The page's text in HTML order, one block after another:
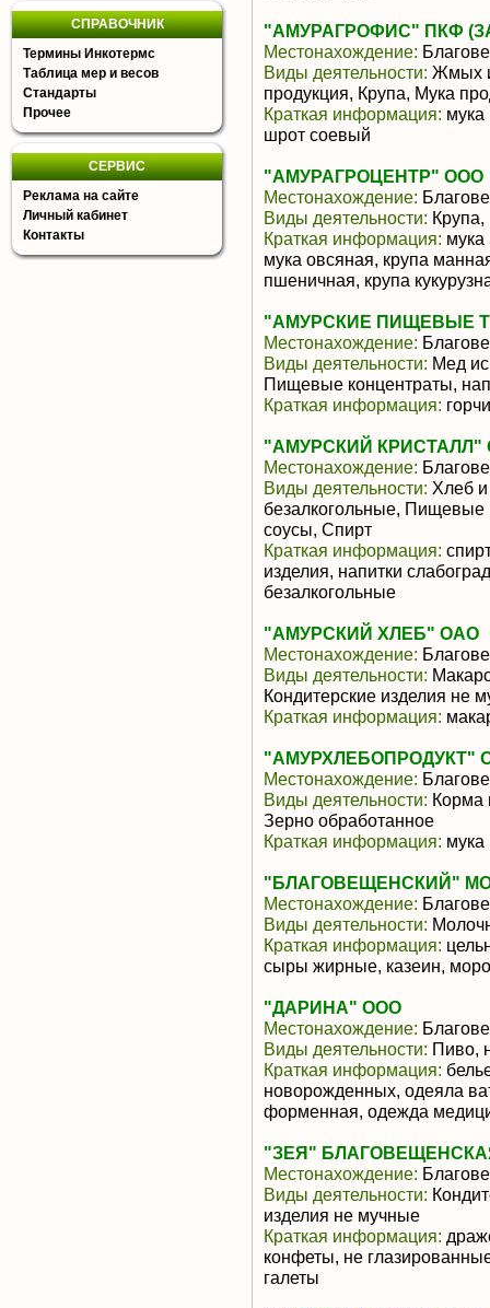
СПРАВОЧНИК
Термины Инкотермс
Таблица мер и весов
Стандарты
Прочее
СЕРВИС
Реклама на сайте
Личный кабинет
Контакты
"АМУРАГРОФИС" ПКФ
Местонахождение:
Виды деятельности: Жмых
продукция, Крупа, Мука
Краткая информация: мука
шрот соевый
"АМУРАГРОЦЕНТР" ООО
Местонахождение:
Виды деятельности:
Краткая информация:
мука овсяная, крупа
пшеничная, крупа
"АМУРСКИЕ ПИЩЕВЫЕ
Местонахождение:
Виды деятельности: Мед
Пищевые концентраты,
Краткая информация:
"АМУРСКИЙ КРИСТАЛЛ"
Местонахождение:
Виды деятельности: Хлеб
безалкогольные, Пищевые
соусы, Спирт
Краткая информация:
изделия, напитки
безалкогольные
"АМУРСКИЙ ХЛЕБ" ОАО
Местонахождение:
Виды деятельности:
Кондитерские изделия не
Краткая информация:
"АМУРХЛЕБОПРОДУКТ"
Местонахождение:
Виды деятельности: Корма
Зерно обработанное
Краткая информация:
"БЛАГОВЕЩЕНСКИЙ"
Местонахождение:
Виды деятельности:
Краткая информация:
сыры жирные, казеин,
"ДАРИНА" ООО
Местонахождение:
Виды деятельности: Пиво,
Краткая информация:
новорожденных, одеяла
форменная, одежда
"ЗЕЯ"
Местонахождение:
Виды деятельности:
изделия не мучные
Краткая информация:
конфеты, не
галеты